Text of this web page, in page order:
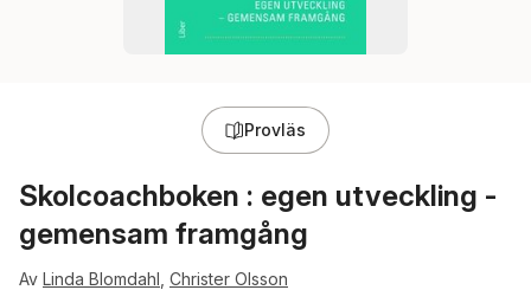
Provläs
Skolcoachboken : egen utveckling -
gemensam framgång
Av Linda Blomdahl Christer Olsson